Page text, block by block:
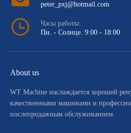
peter_pxj@hotmail.com
Часы работы:
Пн. - Солнце. 9:00 - 18:00
About us
WT Machine наслаждается хорошей
качественными машинами и
послепродажным обслуживанием.